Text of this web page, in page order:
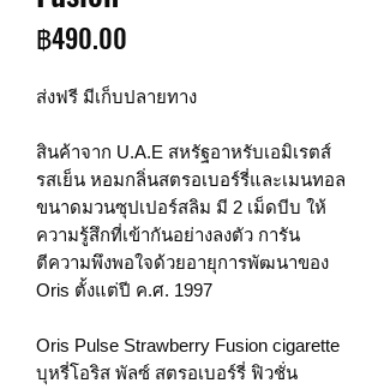
฿490.00
ส่งฟรี มีเก็บปลายทาง
สินค้าจาก U.A.E สหรัฐอาหรับเอมิเรตส์
รสเย็น หอมกลิ่นสตรอเบอร์รี่และเมนทอล
ขนาดมวนซุปเปอร์สลิม มี 2 เม็ดบีบ ให้
ความรู้สึกที่เข้ากันอย่างลงตัว การัน
ตีความพึงพอใจด้วยอายุการพัฒนาของ
Oris ตั้งแต่ปี ค.ศ. 1997
Oris Pulse Strawberry Fusion cigarette
บุหรี่โอริส พัลซ์ สตรอเบอร์รี่ ฟิวชั่น